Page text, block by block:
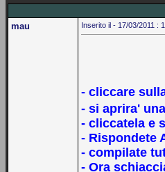
mau Inserito il - 17/03/2011 :
- cliccare
- si aprira'
- cliccatela e
- Rispondete
- compilate
- Ora